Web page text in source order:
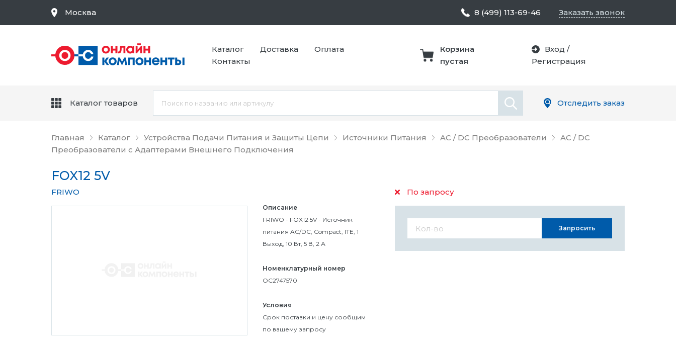
Главная Каталог Устройства Подачи Питания и Защиты Цепи Источники Питания AC / DC Преобразователи
AC / DC
Преобразователи с Адаптерами Внешнего Подключения
FOX12 5V
FRIWO По запросу
Описание
FRIWO - FOX12 5V - Источник
питания AC/DC, Compact, ITE, 1
Выход, 10 Вт, 5 В, 2 А
Номенклатурный номер
OC2747570
Условия
Cрок поставки и цену сообщим
по вашему запросу
Запросить
Москва 8 (499) 113-69-46 Заказать звонок
Каталог Доставка
Оплата
Контакты
Корзина
пустая
Вход /
Регистрация
Каталог товаров Отследить заказ